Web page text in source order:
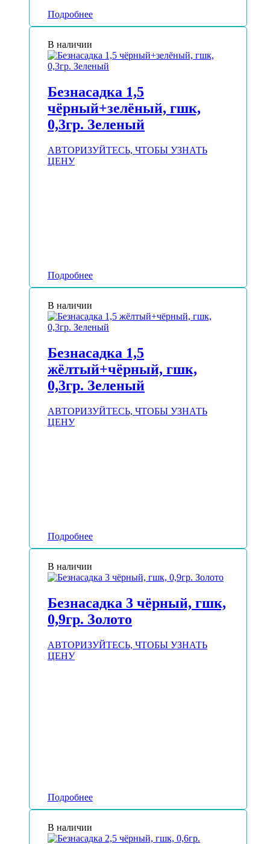
Подробнее
В наличии
Безнасадка 1,5
чёрный+зелёный, гшк,
0,3гр. Зеленый
АВТОРИЗУЙТЕСЬ, ЧТОБЫ УЗНАТЬ
ЦЕНУ
Подробнее
В наличии
Безнасадка 1,5
жёлтый+чёрный, гшк,
0,3гр. Зеленый
АВТОРИЗУЙТЕСЬ, ЧТОБЫ УЗНАТЬ
ЦЕНУ
Подробнее
В наличии
Безнасадка 3 чёрный, гшк,
0,9гр. Золото
АВТОРИЗУЙТЕСЬ, ЧТОБЫ УЗНАТЬ
ЦЕНУ
Подробнее
В наличии